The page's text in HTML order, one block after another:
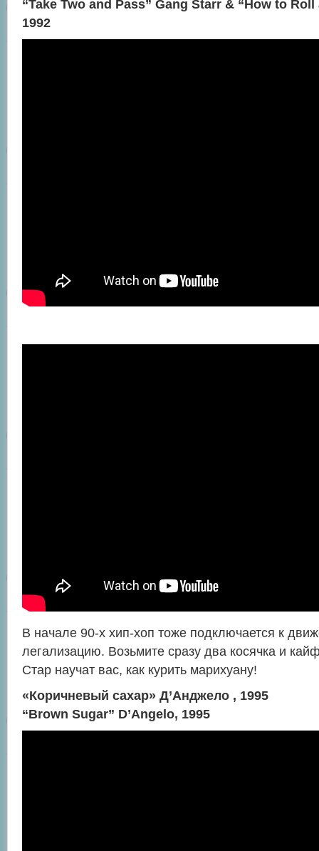
“Take Two and Pass” Gang Starr & “How to
1992
В начале 90-х хип-хоп тоже подключается к
легализацию. Возьмите сразу два косячка и
Стар научат вас, как курить марихуану!
«Коричневый сахар» Д’Анджело , 1995
“Brown Sugar” D’Angelo, 1995